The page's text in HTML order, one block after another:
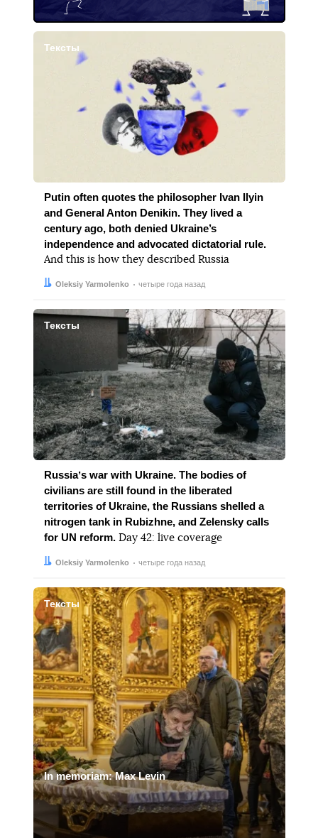
Тексты
Putin often quotes the philosopher Ivan Ilyin
and General Anton Denikin. They lived a
century ago, both denied Ukraine’s
independence and advocated dictatorial rule.
And this is how they described Russia
Автор:
Oleksiy Yarmolenko
Дата: четыре года назад
Тексты
Russiaʼs war with Ukraine. The bodies of
civilians are still found in the liberated
territories of Ukraine, the Russians shelled a
nitrogen tank in Rubizhne, and Zelensky calls
for UN reform. Day 42: live coverage
Автор:
Oleksiy Yarmolenko
Дата: четыре года назад
Тексты
In memoriam: Max Levin